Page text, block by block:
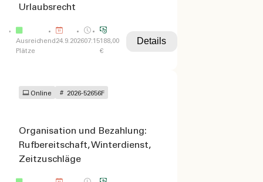
Studiengänge
(VWA)Verw.betriebswirt (VWA)
Urlaubsrecht
Ausreichend
Plätze
24.9.202607:15188,00
€
Details
Online 2026-52656F
Organisation und Bezahlung:
Rufbereitschaft, Winterdienst,
Zeitzuschläge